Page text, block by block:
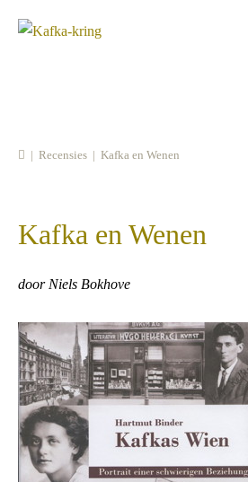
naar
Kafka en Wenen
| Recensies | Kafka en Wenen
door Niels Bokhove